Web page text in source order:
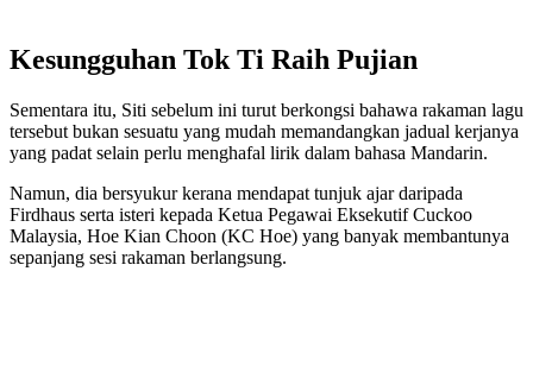
Kesungguhan Tok Ti Raih Pujian
Sementara itu, Siti sebelum ini turut berkongsi bahawa rakaman lagu
tersebut bukan sesuatu yang mudah memandangkan jadual kerjanya
yang padat selain perlu menghafal lirik dalam bahasa Mandarin.
Namun, dia bersyukur kerana mendapat tunjuk ajar daripada
Firdhaus serta isteri kepada Ketua Pegawai Eksekutif Cuckoo
Malaysia, Hoe Kian Choon (KC Hoe) yang banyak membantunya
sepanjang sesi rakaman berlangsung.